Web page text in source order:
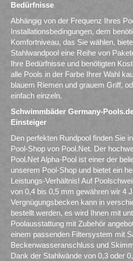
Bedürfnisse
Abhängig von der Frequenz Ihres
Installationsbedingungen, dem
Komfortniveau, das Sie wählen,
Stahlwandpool eine Reihe von
Ihre Bedürfnisse und benötigten
alle Pools in der Farbe Ihrer Wahl
blauem Riemen und grauem Griff,
einfach einzeln.
Schwimmbäder Germany-
Einsteiger
Den perfekten Rundpool finden Sie
Pool-Shop von Pool.Net. Der
Pool.Net Alpha-Pool ist einer der
unserem Pool-Shop und bietet ein
Leistungs-Verhältnis! Auf
von 0,4 bis 0,5 mm gewähren wir 4
Vergnügungsbecken kann in
bestellt werden, es wird Ihnen mit
Poolausstattung mit Zubehör
einem passenden Filtersystem mit
Beckenwasseranschluss und
Dank der Stahlwände von 0,3 oder